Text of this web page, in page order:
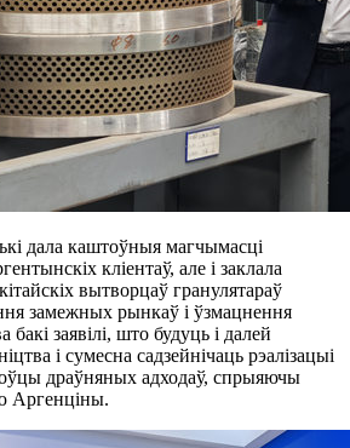
дала каштоўныя магчымасці
кліентаў, але і заклала
вытворцаў гранулятараў
замежных рынкаў і ўзмацнення
заявілі, што будуць і далей
і сумесна садзейнічаць рэалізацыі
драўняных адходаў, спрыяючы
Аргенціны.